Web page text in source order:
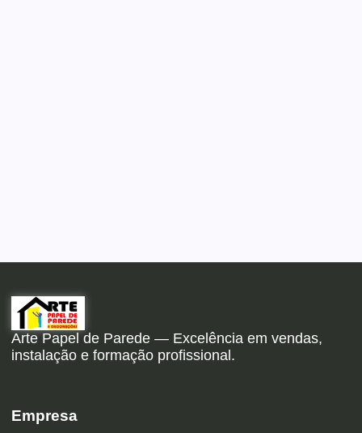
Arte Papel de Parede — Excelência em vendas,
instalação e formação profissional.
Empresa